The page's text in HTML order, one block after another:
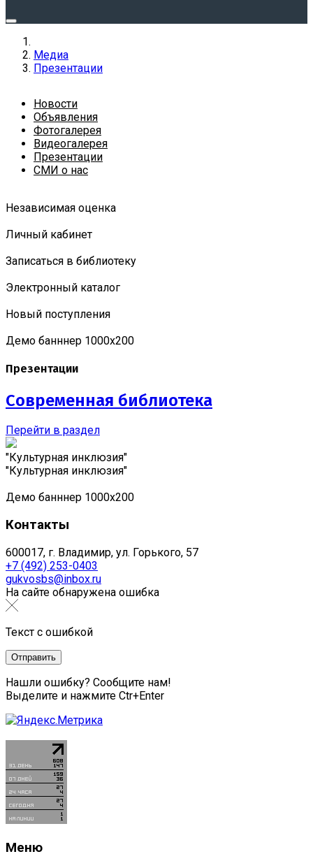
Медиа
Презентации
Новости
Объявления
Фотогалерея
Видеогалерея
Презентации
СМИ о нас
Независимая оценка
Личный кабинет
Записаться в библиотеку
Электронный каталог
Новый поступления
Демо банннер 1000х200
Презентации
Современная библиотека
Перейти в раздел
"Культурная инклюзия"
"Культурная инклюзия"
Демо банннер 1000х200
Контакты
600017, г. Владимир, ул. Горького, 57
+7 (492) 253-0403
gukvosbs@inbox.ru
На сайте обнаружена ошибка
Текст с ошибкой
Нашли ошибку? Сообщите нам!
Выделите и нажмите Ctr+Enter
Меню